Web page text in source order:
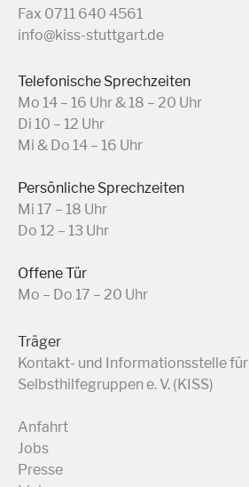
Fax 0711 640 4561
info@kiss-stuttgart.de
Telefonische Sprechzeiten
Mo 14 – 16 Uhr & 18 – 20 Uhr
Di 10 – 12 Uhr
Mi & Do 14 – 16 Uhr
Persönliche Sprechzeiten
Mi 17 – 18 Uhr
Do 12 – 13 Uhr
Offene Tür
Mo – Do 17 – 20 Uhr
Träger
Kontakt- und Informationsstelle für
Selbsthilfegruppen e. V. (KISS)
Anfahrt
Jobs
Presse